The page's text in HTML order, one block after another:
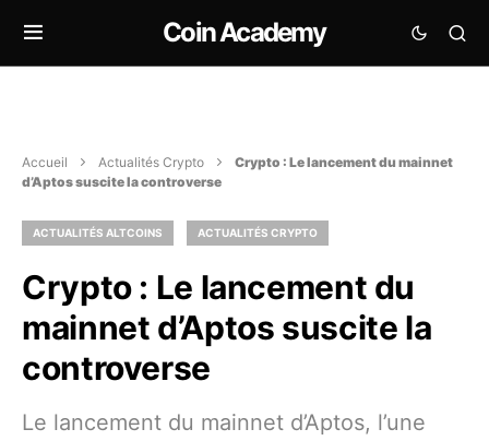
Coin Academy
Accueil Actualités Crypto
Crypto : Le lancement du mainnet
d’Aptos suscite la controverse
ACTUALITÉS ALTCOINS ACTUALITÉS CRYPTO
Crypto : Le lancement du
mainnet d’Aptos suscite la
controverse
Le lancement du mainnet d’Aptos, l’une